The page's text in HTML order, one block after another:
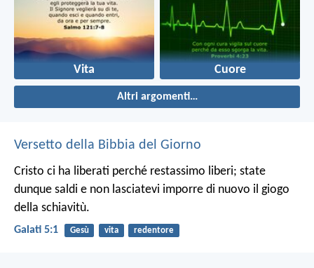
Vita Cuore
Altri argomenti…
Versetto della Bibbia del Giorno
Cristo ci ha liberati perché restassimo liberi; state
dunque saldi e non lasciatevi imporre di nuovo il giogo
della schiavitù.
Galati 5:1 Gesù vita redentore